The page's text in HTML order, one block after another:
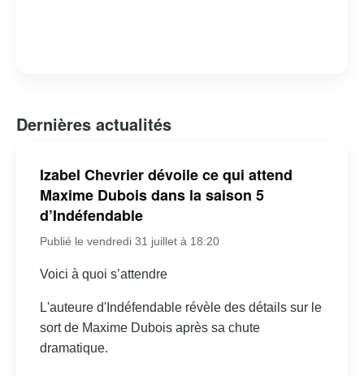
Dernières actualités
Izabel Chevrier dévoile ce qui attend
Maxime Dubois dans la saison 5
d’Indéfendable
Publié le vendredi 31 juillet à 18:20
Voici à quoi s’attendre
L'auteure d'Indéfendable révèle des détails sur le
sort de Maxime Dubois après sa chute
dramatique.